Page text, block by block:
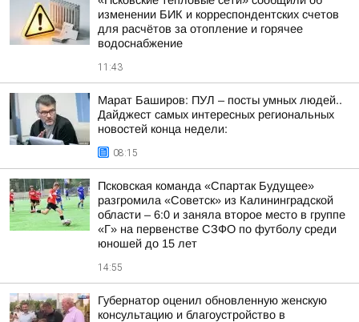
изменении БИК и корреспондентских счетов
для расчётов за отопление и горячее
водоснабжение
11:43
Марат Баширов: ПУЛ – посты умных людей..
Дайджест самых интересных региональных
новостей конца недели:
08:15
Псковская команда «Спартак Будущее»
разгромила «Советск» из Калининградской
области – 6:0 и заняла второе место в группе
«Г» на первенстве СЗФО по футболу среди
юношей до 15 лет
14:55
Губернатор оценил обновленную женскую
консультацию и благоустройство в